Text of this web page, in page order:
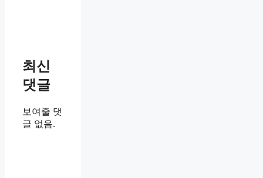
최신
댓글
보여줄 댓
글 없음.